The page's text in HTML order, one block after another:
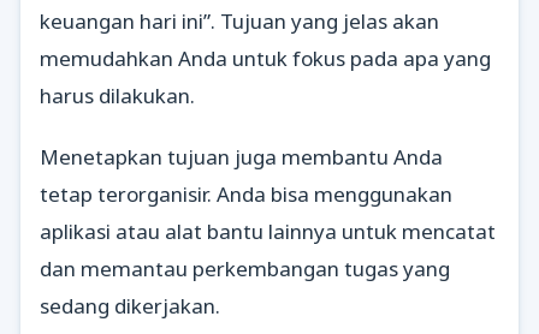
keuangan hari ini”. Tujuan yang jelas akan
memudahkan Anda untuk fokus pada apa yang
harus dilakukan.
Menetapkan tujuan juga membantu Anda
tetap terorganisir. Anda bisa menggunakan
aplikasi atau alat bantu lainnya untuk mencatat
dan memantau perkembangan tugas yang
sedang dikerjakan.